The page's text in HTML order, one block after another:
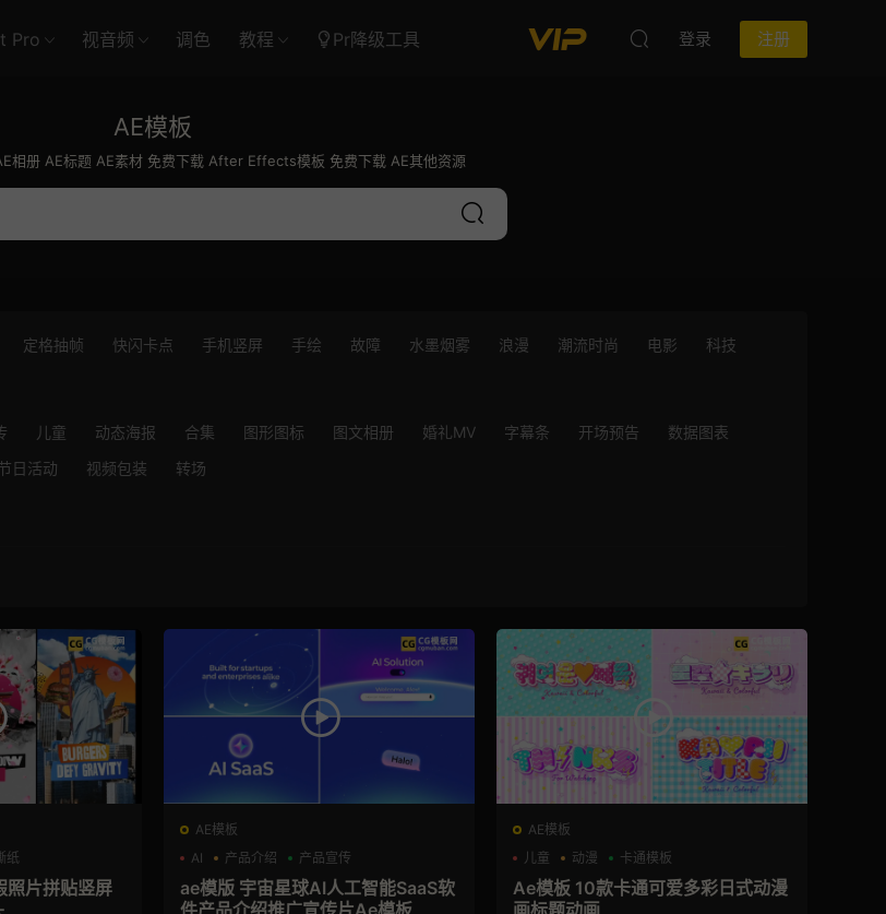
Pro 视音频 调色 教程 Pr降级工具 登录 注册
AE模板
相册 AE标题 AE素材 免费下载 After Effects模板 免费下载 AE其他资源
定格抽帧 快闪卡点 手机竖屏 手绘 故障 水墨烟雾 浪漫 潮流时尚 电影
科技
儿童 动态海报 合集 图形图标 图文相册 婚礼MV 字幕条 开场预告
数据图表
日活动 视频包装 转场
纸
照片拼贴竖屏
AE模板
AI
产品介绍 产品宣传
ae模版 宇宙星球AI人工智能SaaS软
件产品介绍推广宣传片Ae模板
AE模板
儿童
动漫 卡通模板
Ae模板 10款卡通可爱多彩日式动漫
画标题动画